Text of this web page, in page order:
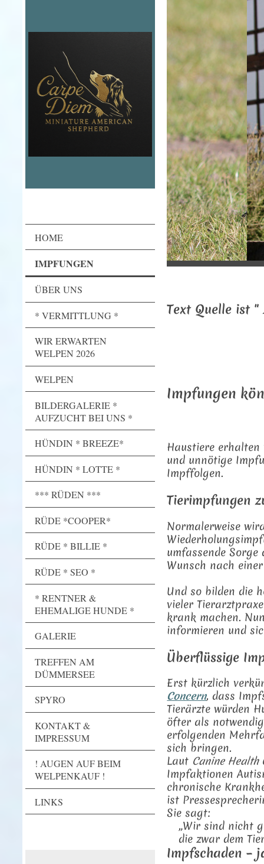
HOME
IMPFUNGEN
ÜBER UNS
* VERMITTLUNG *
WIR ERWARTEN
WELPEN 2026
WELPEN
BILDERGALERIE *
AUFZUCHT BEI UNS *
HÜNDIN * BREEZE*
HÜNDIN * LOTTE *
*** RÜDEN ***
RÜDE *COOPER*
RÜDE * BILLIE *
RÜDE * SEO *
* RENTNER &
EHEMALIGE HUNDE *
GALERIE
TREFFEN AM
DÜMMERSEE
SPYRO
KONTAKT &
IMPRESSUM
! AUGEN AUF BEIM
WELPENKAUF !
LINKS
Text Quelle ist "
Impfungen
Haustiere
und unnötige
Impffolgen.
Tierimpfungen
Normalerweise
umfassende
Wunsch nach
Und so bilden die
vieler
krank machen.
informieren und
Überflüssige
Erst kürzlich
Concern, dass
Tierärzte würden
öfter als
erfolgenden
sich bringen.
Laut Canine Health
Impfaktionen
chronische
ist
Sie sagt:
„Wir sind nicht
die zwar dem
Impfschaden –